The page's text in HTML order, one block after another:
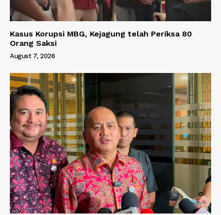
Kasus Korupsi MBG, Kejagung telah Periksa 80
Orang Saksi
August 7, 2026